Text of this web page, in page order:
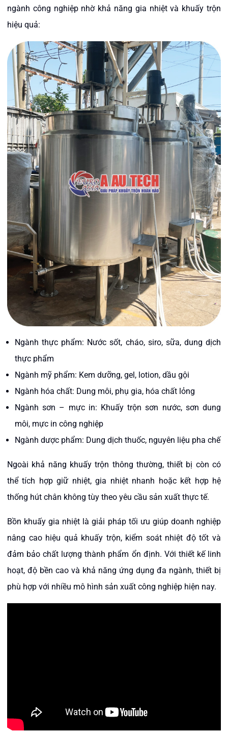
ngành công nghiệp nhờ khả năng gia nhiệt và khuấy trộn
hiệu quả:
Ngành thực phẩm: Nước sốt, cháo, siro, sữa, dung dịch
thực phẩm
Ngành mỹ phẩm: Kem dưỡng, gel, lotion, dầu gội
Ngành hóa chất: Dung môi, phụ gia, hóa chất lỏng
Ngành sơn – mực in: Khuấy trộn sơn nước, sơn dung
môi, mực in công nghiệp
Ngành dược phẩm: Dung dịch thuốc, nguyên liệu pha chế
Ngoài khả năng khuấy trộn thông thường, thiết bị còn có
thể tích hợp giữ nhiệt, gia nhiệt nhanh hoặc kết hợp hệ
thống hút chân không tùy theo yêu cầu sản xuất thực tế.
Bồn khuấy gia nhiệt là giải pháp tối ưu giúp doanh nghiệp
nâng cao hiệu quả khuấy trộn, kiểm soát nhiệt độ tốt và
đảm bảo chất lượng thành phẩm ổn định. Với thiết kế linh
hoạt, độ bền cao và khả năng ứng dụng đa ngành, thiết bị
phù hợp với nhiều mô hình sản xuất công nghiệp hiện nay.